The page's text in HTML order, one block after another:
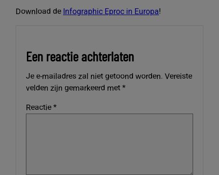
Download de Infographic Eproc in Europa!
Een reactie achterlaten
Je e-mailadres zal niet getoond worden. Vereiste
velden zijn gemarkeerd met *
Reactie *